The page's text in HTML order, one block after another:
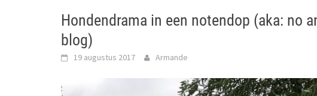
Hondendrama in een notendop (aka: no
blog)
19 augustus 2017 Armande